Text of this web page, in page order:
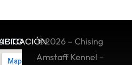
Sur
©2026 – Chising
Amstaff Kennel –